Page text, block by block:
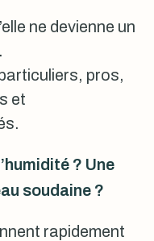
ne devienne un
pros,
et
? Une
soudaine ?
rapidement